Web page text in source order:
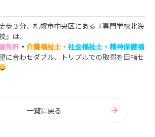
歩３分、札幌市中央区にある『専門学校北海
は、
免許 ・ 介護福祉士・ 社会福祉士・精神保健福
に合わせダブル、トリプルでの取得を目指せ
一覧に戻る